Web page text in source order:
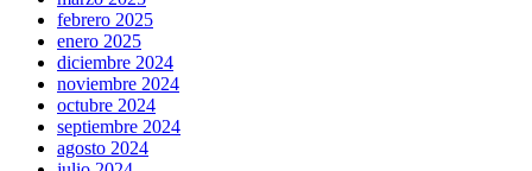
febrero 2025
enero 2025
diciembre 2024
noviembre 2024
octubre 2024
septiembre 2024
agosto 2024